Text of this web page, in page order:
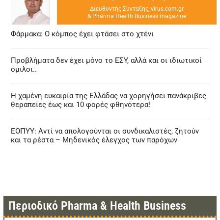
Διευθυντής Σύνταξης, virus.com.gr
& Pharma Health Business magazine
Φάρμακα: Ο κόμπος έχει φτάσει στο χτένι
Προβλήματα δεν έχει μόνο το ΕΣΥ, αλλά και οι ιδιωτικοί
όμιλοι..
Η χαμένη ευκαιρία της Ελλάδας να χορηγήσει πανάκριβες
θεραπείες έως και 10 φορές φθηνότερα!
ΕΟΠΥΥ: Αντί να απολογούνται οι συνδικαλιστές, ζητούν
και τα ρέστα – Μηδενικός έλεγχος των παρόχων
Περιοδικό Pharma & Health Business